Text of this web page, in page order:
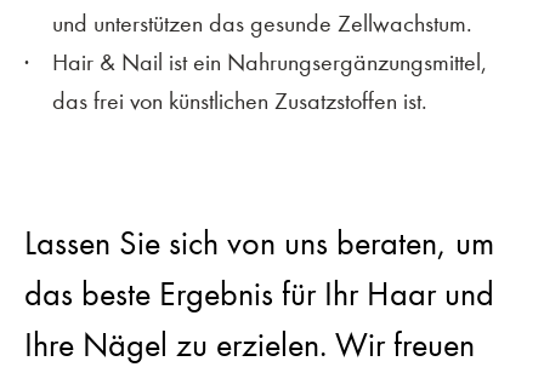
und unterstützen das gesunde Zellwachstum.
Hair & Nail ist ein Nahrungsergänzungsmittel,
das frei von künstlichen Zusatzstoffen ist.
Lassen Sie sich von uns beraten, um
das beste Ergebnis für Ihr Haar und
Ihre Nägel zu erzielen. Wir freuen